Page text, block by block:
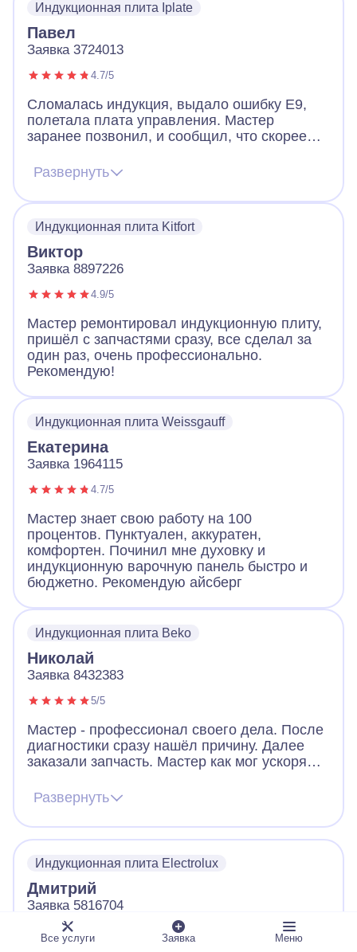
Индукционная плита Iplate
Павел
Заявка 3724013
4.7/5
Сломалась индукция, выдало ошибку Е9,
полетала плата управления. Мастер
заранее позвонил, и сообщил, что скорее
починить и без замены. Цена на платы
начинается от 12к и выше. Мастер приехал,
все продиагностировал и смог починить без
Развернуть
Индукционная плита Kitfort
Виктор
Заявка 8897226
4.9/5
Мастер ремонтировал индукционную плиту,
пришёл с запчастями сразу, все сделал за
один раз, очень профессионально.
Рекомендую!
Индукционная плита Weissgauff
Екатерина
Заявка 1964115
4.7/5
Мастер знает свою работу на 100
процентов. Пунктуален, аккуратен,
комфортен. Починил мне духовку и
индукционную варочную панель быстро и
бюджетно. Рекомендую айсберг
Индукционная плита Beko
Николай
Заявка 8432383
5/5
Мастер - профессионал своего дела. После
диагностики сразу нашёл причину. Далее
заказали запчасть. Мастер как мог ускорял
запчасть, поставили, все работает. Видно,
что человек переживает за клиента. Ещё
дал ценные советы по использованию
посуды для плиты. Огромное спасибо!
Развернуть
Индукционная плита Electrolux
Дмитрий
Заявка 5816704
Все услуги Заявка Меню